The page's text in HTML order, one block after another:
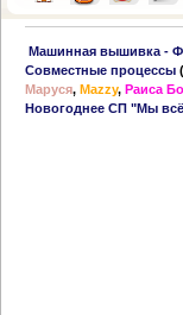
Машинная вышивка -
Совместные процессы
Маруся,Mazzy,Раиса
Новогоднее СП "Мы